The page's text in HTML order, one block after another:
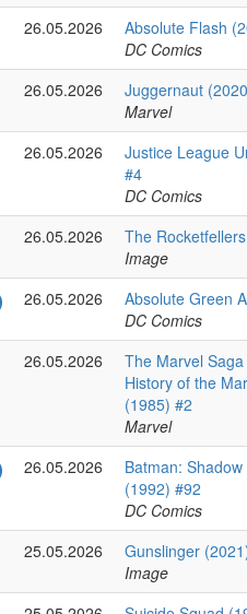
26.05.2026
Absolute Flash
DC Comics
26.05.2026
Juggernaut
Marvel
26.05.2026
Justice League
#4
DC Comics
26.05.2026
The
Image
26.05.2026
Absolute Green
DC Comics
26.05.2026
The Marvel
History of the
(1985) #2
Marvel
26.05.2026
Batman:
(1992) #92
DC Comics
25.05.2026
Gunslinger
Image